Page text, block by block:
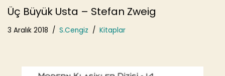
Üç Büyük Usta – Stefan Zweig
3 Aralık 2018 S.Cengiz Kitaplar